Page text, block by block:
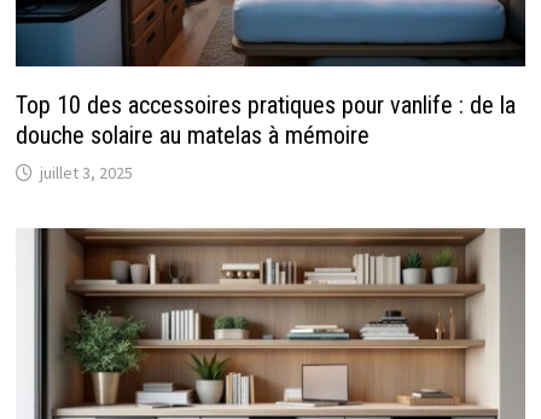
Top 10 des accessoires pratiques pour vanlife : de la
douche solaire au matelas à mémoire
juillet 3, 2025